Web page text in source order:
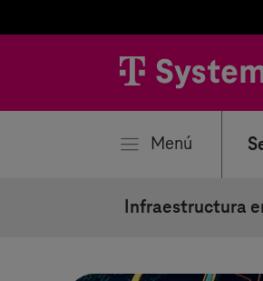
Menú
Infraestructura